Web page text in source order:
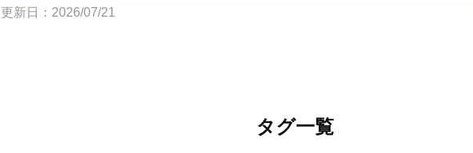
更新日：2026/07/21
タグ一覧